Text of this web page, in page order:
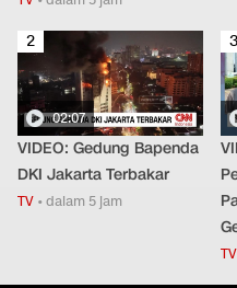
2
02:07
VIDEO: Gedung Bapenda
DKI Jakarta Terbakar
TV •dalam 5 jam
3
TV